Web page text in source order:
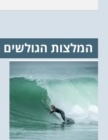
המלצות